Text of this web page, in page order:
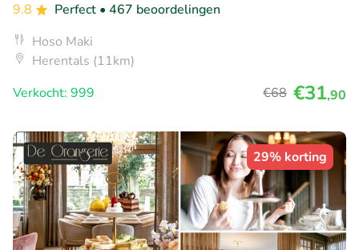
9.8
Perfect • 467 beoordelingen
Hoso Maki
Herentals (11km)
Verkocht: 999
€68 €31,90
29% korting